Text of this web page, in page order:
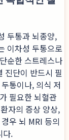
두통과 뇌종양,
이차성 두통으로
순한 스트레스나
진단이 반드시 필
통이나, 의식 저
필요한 뇌혈관
자의 증상 양상,
우 뇌 MRI 등의
다.